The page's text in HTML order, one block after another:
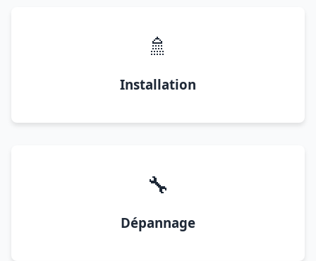
🚿
Installation
🔧
Dépannage